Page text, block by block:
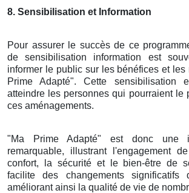
8. Sensibilisation et Information
Pour assurer le succès de ce
de sensibilisation information est
informer le public sur les bénéfices et les
Prime Adapté". Cette sensibilisation
atteindre les personnes qui pourraient le
ces aménagements.
"Ma Prime Adapté" est donc une
remarquable, illustrant l'engagement
confort, la sécurité et le bien-être de
facilite des changements significatifs
améliorant ainsi la qualité de vie de